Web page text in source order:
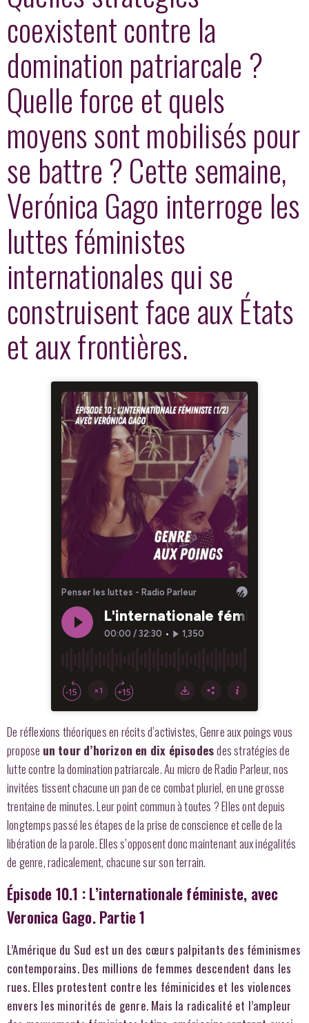
coexistent contre la
domination patriarcale ?
Quelle force et quels
moyens sont mobilisés pour
se battre ? Cette semaine,
Verónica Gago interroge les
luttes féministes
internationales qui se
construisent face aux États
et aux frontières.
De réflexions théoriques en récits d’activistes, Genre aux poings vous
propose un tour d’horizon en dix épisodesdes stratégies de
lutte contre la domination patriarcale. Au micro de Radio Parleur, nos
invitées tissent chacune un pan de ce combat pluriel, en une grosse
trentaine de minutes. Leur point commun à toutes ? Elles ont depuis
longtemps passé les étapes de la prise de conscience et celle de la
libération de la parole. Elles s’opposent donc maintenant aux inégalités
de genre, radicalement, chacune sur son terrain.
Épisode 10.1 : L’internationale féministe, avec
Veronica Gago. Partie 1
L’Amérique du Sud est un des cœurs palpitants des féminismes
contemporains. Des millions de femmes descendent dans les
rues. Elles protestent contre les féminicides et les violences
envers les minorités de genre. Mais la radicalité et l’ampleur